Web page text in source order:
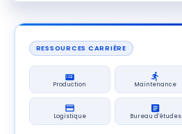
RESSOURCES CARRIÈRE
Production Maintenance
Logistique Bureau d'études